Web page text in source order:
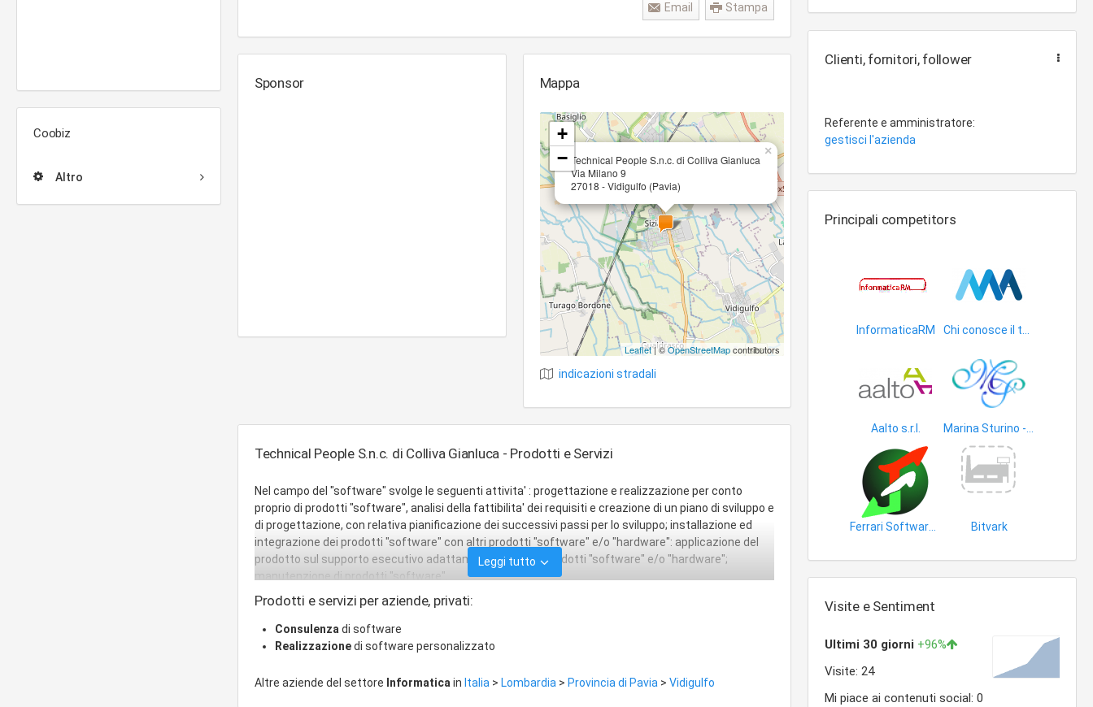
Coobiz
Altro
Stampa
Email
Sponsor Mappa
Technical People S.n.c. di Colliva Gianluca
Via Milano 9
27018 - Vidigulfo (Pavia)
×
+
−
Leaflet| ©OpenStreetMapcontributors
indicazioni stradali
Technical People S.n.c. di Colliva Gianluca - Prodotti e Servizi
Nel campo del "software" svolge le seguenti attivita' : progettazione e realizzazione per conto
proprio di prodotti "software", analisi della fattibilita' dei requisiti e creazione di un piano di sviluppo e
di progettazione, con relativa pianificazione dei successivi passi per lo sviluppo; installazione ed
integrazione dei prodotti "software" con altri prodotti "software" e/o "hardware": applicazione del
prodotto sul supporto esecutivo adattamento con altri prodotti "software" e/o "hardware";
manutenzione di prodotti "software".
Leggi tutto
Prodotti e servizi per aziende, privati:
Consulenza di software
Realizzazionedi software personalizzato
Altre aziende del settore Informatica in Italia > Lombardia > Provincia di Pavia > Vidigulfo
Clienti, fornitori, follower
Referente e amministratore:
gestisci l'azienda
Principali competitors
InformaticaRM
Aalto s.r.l.
software
Bitvark
Visite e Sentiment